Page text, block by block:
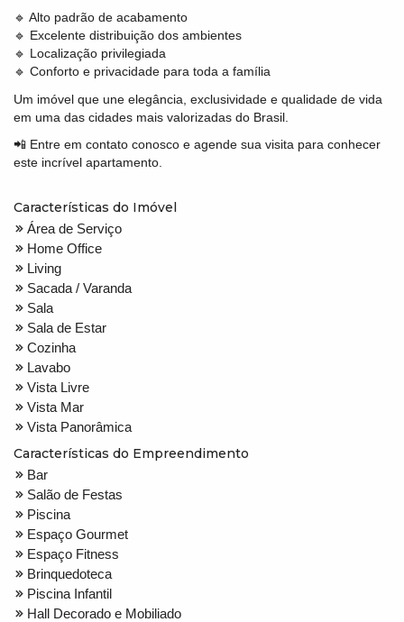
🔹 Alto padrão de acabamento
🔹 Excelente distribuição dos ambientes
🔹 Localização privilegiada
🔹 Conforto e privacidade para toda a família
Um imóvel que une elegância, exclusividade e qualidade de vida
em uma das cidades mais valorizadas do Brasil.
📲 Entre em contato conosco e agende sua visita para conhecer
este incrível apartamento.
Características do Imóvel
Área de Serviço
Home Office
Living
Sacada / Varanda
Sala
Sala de Estar
Cozinha
Lavabo
Vista Livre
Vista Mar
Vista Panorâmica
Características do Empreendimento
Bar
Salão de Festas
Piscina
Espaço Gourmet
Espaço Fitness
Brinquedoteca
Piscina Infantil
Hall Decorado e Mobiliado